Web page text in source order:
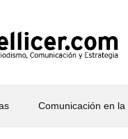
Comunicación en la